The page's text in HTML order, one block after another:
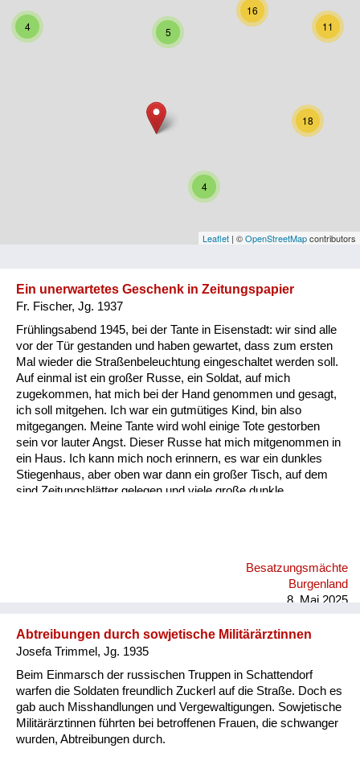
Kärnten
Oberösterreich
Salzburg
Vorarlberg
Besatzungsmächte
Frauen, Mütter, Kinder
Versorgung
Heimkehrer
Fluchtgeschichten
Wiederaufbau und
Wohnen
4
5
16
11
18
4
Leaflet | ©OpenStreetMapcontributors
Ein unerwartetes Geschenk in Zeitungspapier
Fr. Fischer, Jg. 1937
Frühlingsabend 1945, bei der Tante in Eisenstadt: wir sind alle
vor der Tür gestanden und haben gewartet, dass zum ersten
Mal wieder die Straßenbeleuchtung eingeschaltet werden soll.
Auf einmal ist ein großer Russe, ein Soldat, auf mich
zugekommen, hat mich bei der Hand genommen und gesagt,
ich soll mitgehen. Ich war ein gutmütiges Kind, bin also
mitgegangen. Meine Tante wird wohl einige Tote gestorben
sein vor lauter Angst. Dieser Russe hat mich mitgenommen in
ein Haus. Ich kann mich noch erinnern, es war ein dunkles
Stiegenhaus, aber oben war dann ein großer Tisch, auf dem
sind Zeitungsblätter gelegen und viele große dunkle
Besatzungsmächte
Burgenland
8. Mai 2025
Abtreibungen durch sowjetische Militärärztinnen
Josefa Trimmel, Jg. 1935
Beim Einmarsch der russischen Truppen in Schattendorf
warfen die Soldaten freundlich Zuckerl auf die Straße. Doch es
gab auch Misshandlungen und Vergewaltigungen. Sowjetische
Militärärztinnen führten bei betroffenen Frauen, die schwanger
wurden, Abtreibungen durch.